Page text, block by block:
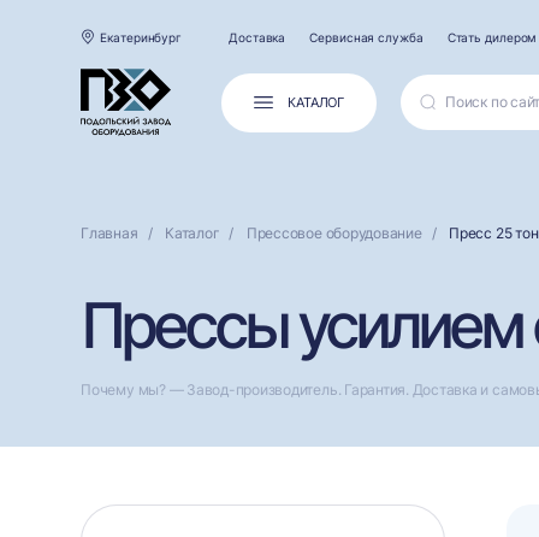
Екатеринбург Доставка Сервисная служба Стать дилером
КАТАЛОГ
Главная Каталог Прессовое оборудование Пресс 25
Прессы усилием
Почему мы? — Завод-производитель. Гарантия. Доставка и